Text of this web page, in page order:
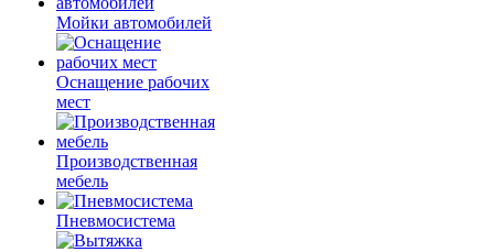
Мойки автомобилей
Оснащение рабочих
мест
Производственная
мебель
Пневмосистема